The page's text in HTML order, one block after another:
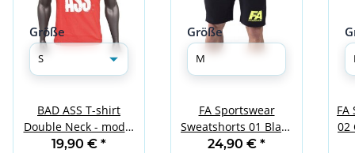
Größe
BAD ASS T-shirt
Double Neck - model
01 RED S
19,90 € *
Größe
FA Sportswear
Sweatshorts 01 Black
Basic M
24,90 € *
FA
02